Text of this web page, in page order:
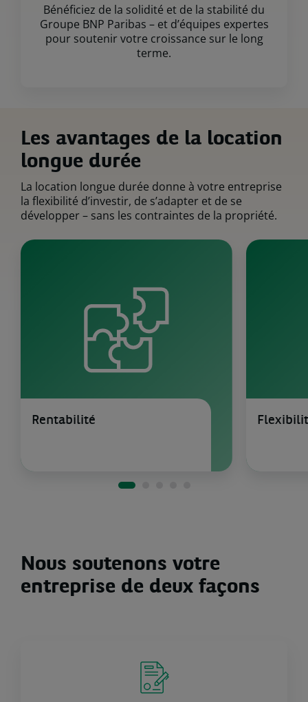
Bénéficiez de la solidité et de la stabilité du
Groupe BNP Paribas – et d’équipes expertes
pour soutenir votre croissance sur le long
terme.
Les avantages de la location
longue durée
La location longue durée donne à votre entreprise
la flexibilité d’investir, de s’adapter et de se
développer – sans les contraintes de la propriété.
Rentabilité
Nous soutenons votre
entreprise de deux façons